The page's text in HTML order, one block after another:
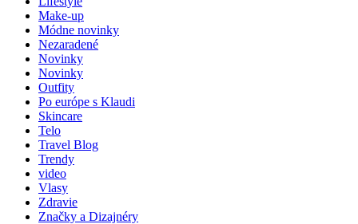
Make-up
Módne novinky
Nezaradené
Novinky
Novinky
Outfity
Po európe s Klaudi
Skincare
Telo
Travel Blog
Trendy
video
Vlasy
Zdravie
Značky a Dizajnéry